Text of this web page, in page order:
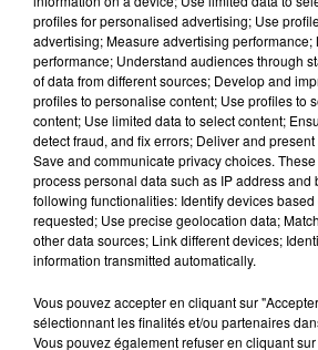
sont donc retrouvés pour célébrer
avant le coup d’envoi de la Coupe
débutera ce jeudi 11 juin 2026.
Éric Debard, président de Debard
explique comment lui est venue
match de gala :
Crédit :100% Radio
profiles for personalised advertising; Use
advertising; Measure advertising performance;
performance; Understand audiences through
of data from different sources; Develop and
profiles to personalise content; Use profiles to
content; Use limited data to select content;
detect fraud, and fix errors; Deliver and
Save and communicate privacy choices.
process personal data such as IP address and
following functionalities: Identify devices
requested; Use precise geolocation data;
other data sources; Link different devices;
information transmitted automatically.
Vous pouvez accepter en cliquant sur
sélectionnant les finalités et/ou partenaires
Vous pouvez également refuser en cliquant